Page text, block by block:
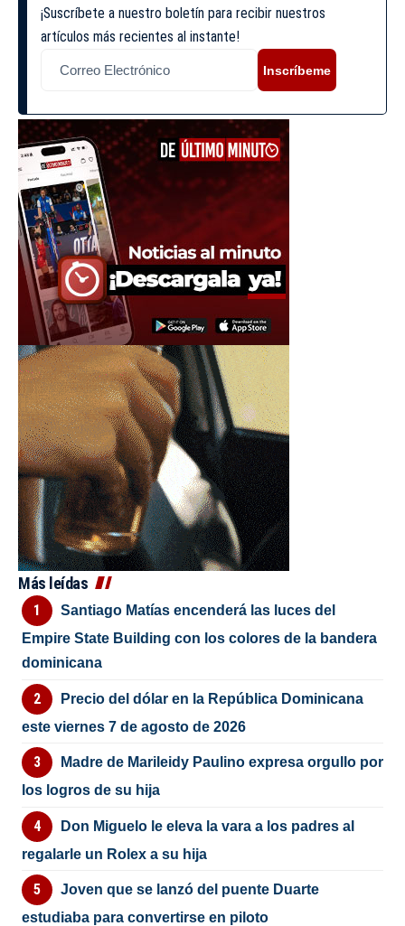
¡Suscríbete a nuestro boletín para recibir nuestros
artículos más recientes al instante!
Inscríbeme
Más leídas
Santiago Matías encenderá las luces del
Empire State Building con los colores de la bandera
dominicana
Precio del dólar en la República Dominicana
este viernes 7 de agosto de 2026
Madre de Marileidy Paulino expresa orgullo por
los logros de su hija
Don Miguelo le eleva la vara a los padres al
regalarle un Rolex a su hija
Joven que se lanzó del puente Duarte
estudiaba para convertirse en piloto